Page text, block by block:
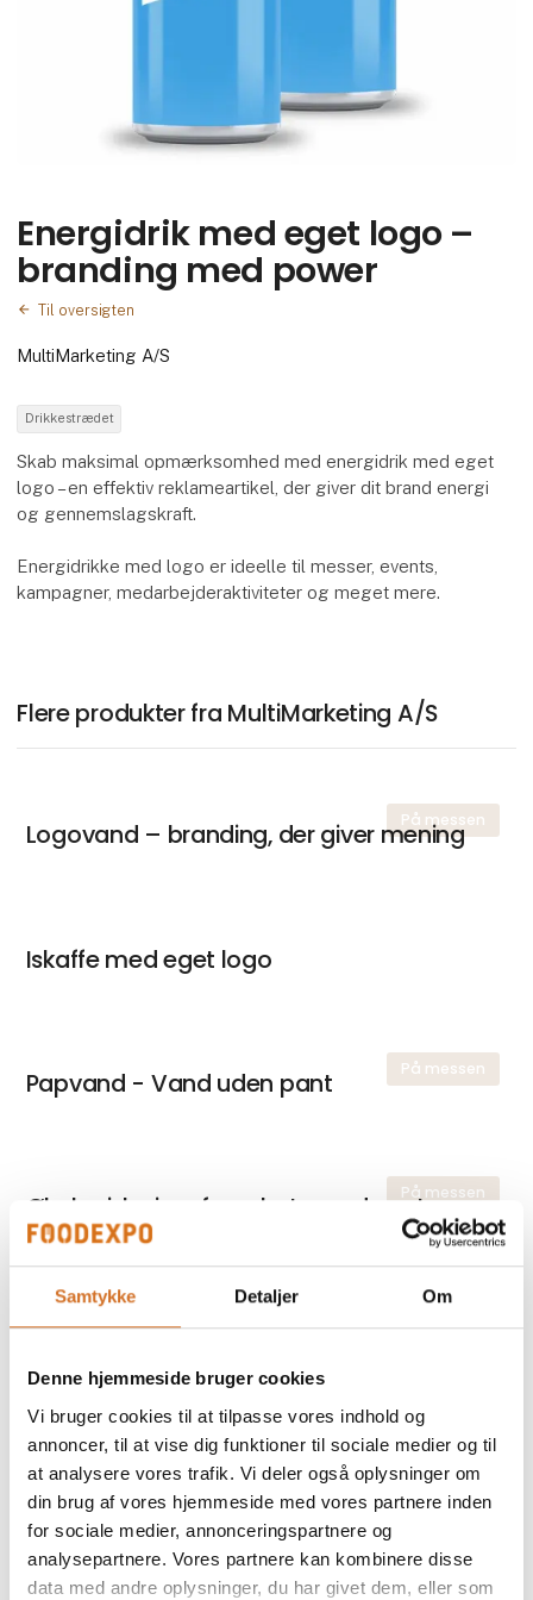
Samtykke Detaljer Om
Denne hjemmeside bruger cookies
Vi bruger cookies til at tilpasse vores indhold og
annoncer, til at vise dig funktioner til sociale medier og til
at analysere vores trafik. Vi deler også oplysninger om
din brug af vores hjemmeside med vores partnere inden
for sociale medier, annonceringspartnere og
analysepartnere. Vores partnere kan kombinere disse
data med andre oplysninger, du har givet dem, eller som
Energidrik med eget logo –
branding med power
Til oversigten
MultiMarketing A/S
Drikkestrædet
Skab maksimal opmærksomhed med energidrik med eget
logo – en effektiv reklameartikel, der giver dit brand energi
og gennemslagskraft.
Energidrikke med logo er ideelle til messer, events,
kampagner, medarbejderaktiviteter og meget mere.
Flere produkter fra MultiMarketing A/S
På messen
Logovand – branding, der giver mening
Iskaffe med eget logo
På messen
Papvand - Vand uden pant
På messen
Økologiske ingefær shots med eget
logo – branding med kant
Chips med eget logo – branding, der
deler sig
Snack bægre med logo